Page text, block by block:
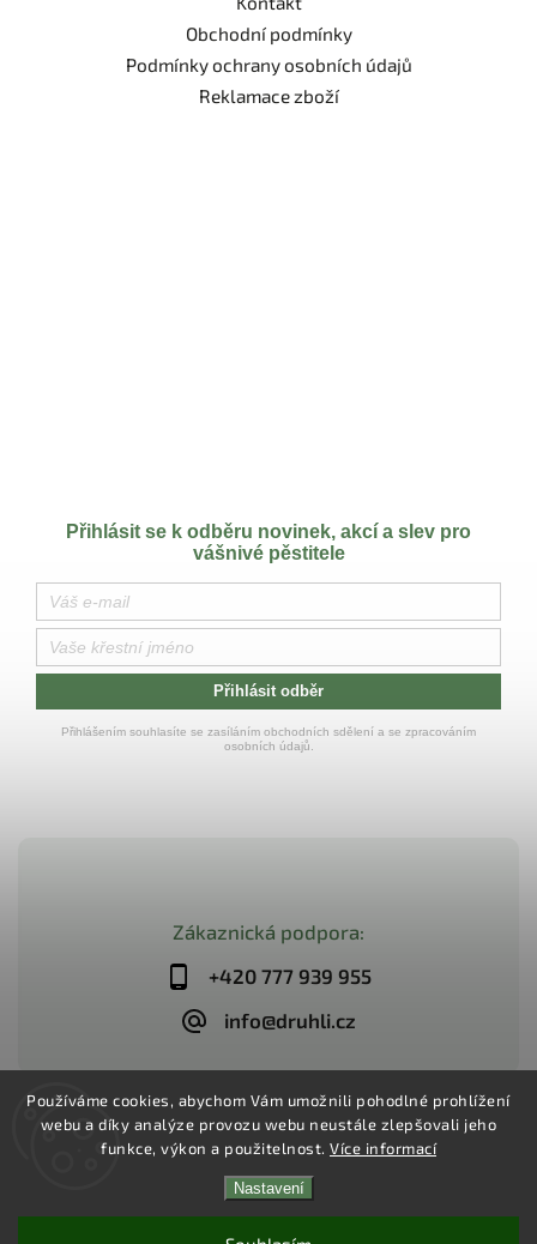
Používáme cookies, abychom Vám umožnili pohodlné prohlížení
webu a díky analýze provozu webu neustále zlepšovali jeho
funkce, výkon a použitelnost. Více informací
Nastavení
Zákaznická podpora:
+420 777 939 955
info@druhli.cz
Obchodní podmínky
Podmínky ochrany osobních údajů
Reklamace zboží
Přihlásit se k odběru novinek, akcí a slev pro
vášnivé pěstitele
Přihlásit odběr
Přihlášením souhlasíte se zasíláním obchodních sdělení a se zpracováním
osobních údajů.
Copyright 2026Dr.Uhli. Všechna práva vyhrazena.
Upravit nastavení cookies
VytvořilShoptet| Design